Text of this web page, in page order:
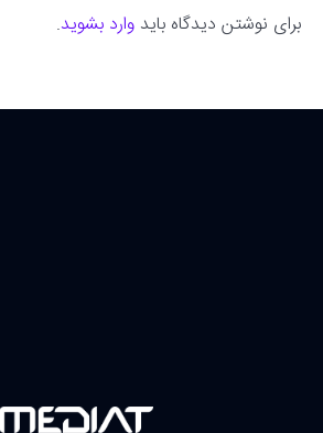
برای نوشتن دیدگاه باید وارد بشوید.